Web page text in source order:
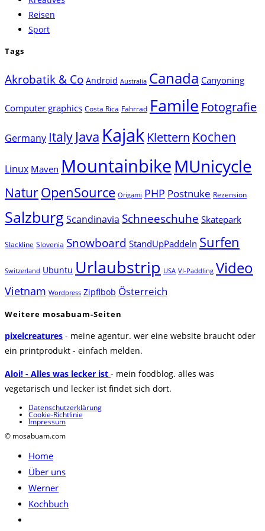
Reisen
Sport
Tags
Akrobatik & Co Android Australia Canada Canyoning
Computer graphics Costa Rica Fahrrad Famile Fotografie
Germany Italy Java Kajak Klettern Kochen
Linux Maven MountainbikeMUnicycle
NaturOpenSource Origami PHP Postnuke Rezension
SalzburgScandinavia Schneeschuhe Skatepark
Slackline Slovenia Snowboard StandUpPaddeln Surfen
Switzerland Ubuntu Urlaubstrip USA VI-Paddling Video
Vietnam Wordpress Zipflbob Österreich
Weitere mosabuam-Seiten
pixelcreatures - meine agentur. wer eine website braucht oder
ein printprodukt - einfach melden.
Aloi! - Alles was lecker ist - mein foodblog. alles was
vegetarisch und lecker ist findet sich dort.
Datenschutzerklärung
Cookie-Richtlinie
Impressum
© mosabuam.com
Home
Über uns
Werner
Kochbuch